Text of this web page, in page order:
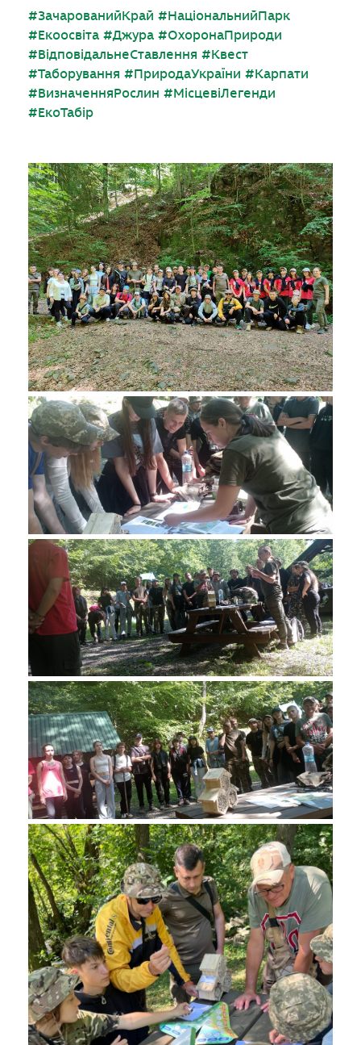
#ЗачарованийКрай #НаціональнийПарк
#Екоосвіта #Джура #ОхоронаПрироди
#ВідповідальнеСтавлення #Квест
#Таборування #ПриродаУкраїни #Карпати
#ВизначенняРослин #МісцевіЛегенди
#ЕкоТабір